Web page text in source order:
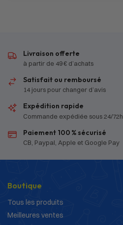
Livraison offerte
à partir de 49 € d’achats
Satisfait ou remboursé
14 jours pour changer d’avis
Expédition rapide
Commande expédiée sous 24/72h
Paiement 100 % sécurisé
CB, Paypal, Apple et Google Pay
Boutique
Tous les produits
Meilleures ventes